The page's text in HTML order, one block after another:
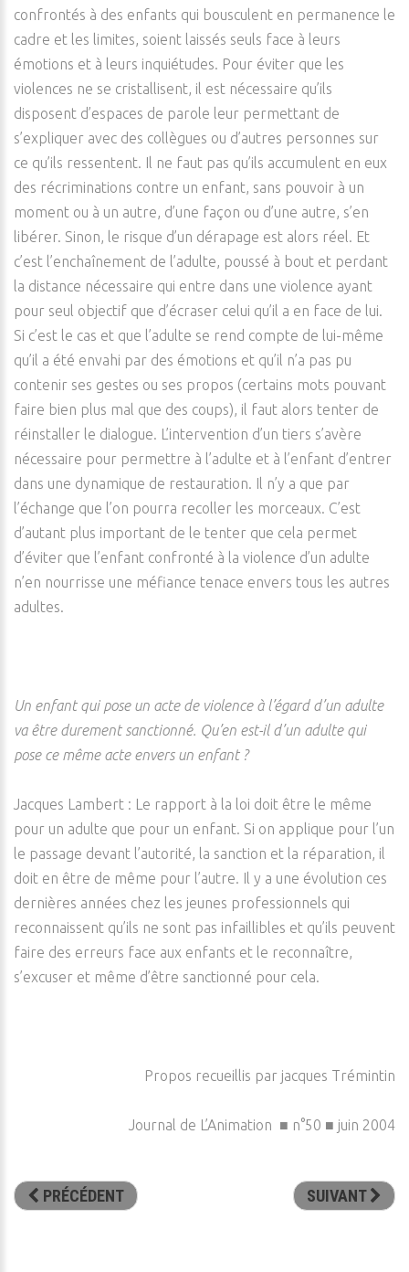
confrontés à des enfants qui bousculent en permanence le
cadre et les limites, soient laissés seuls face à leurs
émotions et à leurs inquiétudes. Pour éviter que les
violences ne se cristallisent, il est nécessaire qu’ils
disposent d’espaces de parole leur permettant de
s’expliquer avec des collègues ou d’autres personnes sur
ce qu’ils ressentent. Il ne faut pas qu’ils accumulent en eux
des récriminations contre un enfant, sans pouvoir à un
moment ou à un autre, d’une façon ou d’une autre, s’en
libérer. Sinon, le risque d’un dérapage est alors réel. Et
c’est l’enchaînement de l’adulte, poussé à bout et perdant
la distance nécessaire qui entre dans une violence ayant
pour seul objectif que d’écraser celui qu’il a en face de lui.
Si c’est le cas et que l’adulte se rend compte de lui-même
qu’il a été envahi par des émotions et qu’il n’a pas pu
contenir ses gestes ou ses propos (certains mots pouvant
faire bien plus mal que des coups), il faut alors tenter de
réinstaller le dialogue. L’intervention d’un tiers s’avère
nécessaire pour permettre à l’adulte et à l’enfant d’entrer
dans une dynamique de restauration. Il n’y a que par
l’échange que l’on pourra recoller les morceaux. C’est
d’autant plus important de le tenter que cela permet
d’éviter que l’enfant confronté à la violence d’un adulte
n’en nourrisse une méfiance tenace envers tous les autres
adultes.
Un enfant qui pose un acte de violence à l’égard d’un adulte
va être durement sanctionné. Qu’en est-il d’un adulte qui
pose ce même acte envers un enfant ?
Jacques Lambert : Le rapport à la loi doit être le même
pour un adulte que pour un enfant. Si on applique pour l’un
le passage devant l’autorité, la sanction et la réparation, il
doit en être de même pour l’autre. Il y a une évolution ces
dernières années chez les jeunes professionnels qui
reconnaissent qu’ils ne sont pas infaillibles et qu’ils peuvent
faire des erreurs face aux enfants et le reconnaître,
s’excuser et même d’être sanctionné pour cela.
Propos recueillis par jacques Trémintin
Journal de L’Animation ■ n°50 ■ juin 2004
PRÉCÉDENT SUIVANT